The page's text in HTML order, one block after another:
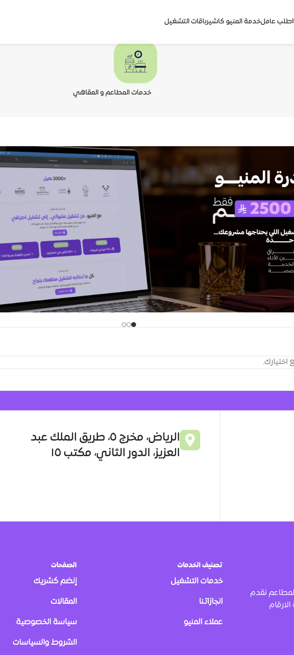
اطلب عاملخدمة المنيو كاشيرباقات التشغيل
خدمات المطاعم و المقاهي
اختيارك.
الرياض، مخرج ٥، طريق الملك عبد
العزيز، الدور الثاني، مكتب ١٥
نقدم
تصنيف الخدمات
خدمات التشغيل
انجازاتنا
عملاء المنيو
الصفحات
إنضم كشريك
المقالات
سياسة الخصوصية
الشروط والسياسات